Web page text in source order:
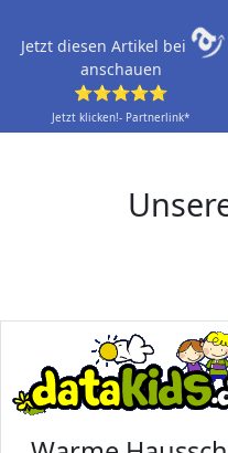
Jetzt diesen Artikel bei
anschauen
⭐⭐⭐⭐⭐
Jetzt klicken!- Partnerlink*